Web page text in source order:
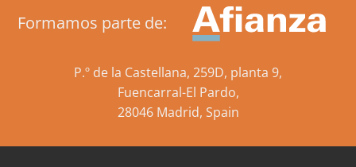
Formamos parte de:
P.º de la Castellana, 259D, planta 9,
Fuencarral-El Pardo,
28046 Madrid, Spain